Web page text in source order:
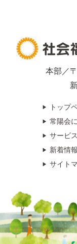
本部／
トップ
常陽会
サービ
新着情報
サイト